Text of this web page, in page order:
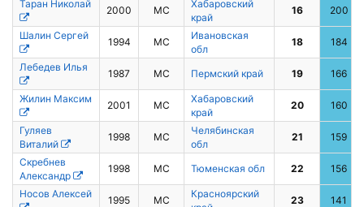
Таран Николай
2000 МС
Хабаровский
край
16 200
Шалин Сергей
1994 МС
Ивановская
обл
18 184
Лебедев Илья
1987 МС Пермский край 19 166
Жилин Максим
2001 МС
Хабаровский
край
20 160
Гуляев
Виталий
1998 МС
Челябинская
обл
21 159
Скребнев
Александр
1998 МС Тюменская обл 22 156
Носов Алексей
1995 МС
Красноярский
23 141